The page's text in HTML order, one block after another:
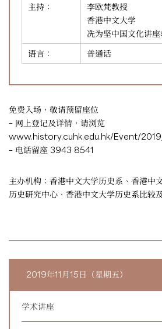
主持：
李欧梵教授
香港中文大学
冼为坚中国文化讲
语言：
普通话
免费入场，敬请预留座位
– 网上登记及详情，请浏览
www.history.cuhk.edu.hk/Event/
– 电话留座 3943 8541
主办机构：香港中文大学历史系、香港中
历史研究中心、香港中文大学历史系比较
2019年11月15日（星期五）
学术讲座